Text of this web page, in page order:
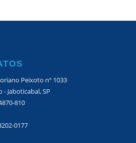
Peixoto nº 1033
- Jaboticabal, SP
810
0177